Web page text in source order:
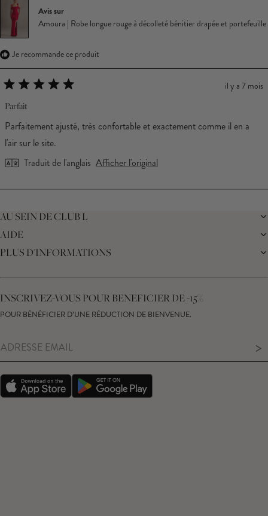
Avis sur
Amoura | Robe longue rouge à décolleté bénitier drapée et portefeuille
Je recommande ce produit
5
5
étoiles
il y a 7 mois
Parfait
Parfaitement ajusté, très confortable et exactement comme il en a
l'air sur le site.
Traduit de l'anglais Afficher l'original
AU SEIN DE CLUB L
LA MARQUE
JOURNAL
AIDE
LIVRAISON
NOUS CONTACTER
CONSEILS D'ENTRETIEN DE VOS PRODUITS
PLUS D'INFORMATIONS
CARTE CADEAU
RÉDUCTION ÉTUDIANTE
DÉCLARATION SUR L’ESCLAVAGE MODERNE
DROIT DE RÉTRACTATION
INSCRIVEZ-VOUS POUR BENEFICIER DE -15%
POUR BÉNÉFICIER D’UNE RÉDUCTION DE BIENVENUE.
>